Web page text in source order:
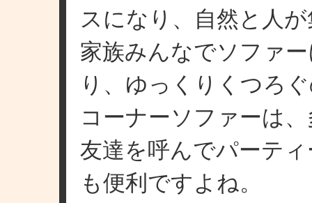
スになり、自然と人
家族みんなでソファ
り、ゆっくりくつろ
コーナーソファーは
友達を呼んでパーテ
も便利ですよね。